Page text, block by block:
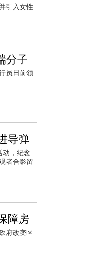
引入女性
分子
员日前领
导弹
动，纪念
者合影留
障房
府改变区